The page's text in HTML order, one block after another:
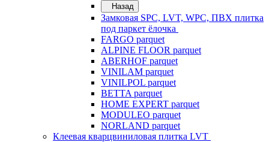
Назад
Замковая SPC, LVT, WPC, ПВХ плитка
под паркет ёлочка
FARGO parquet
ALPINE FLOOR parquet
ABERHOF parquet
VINILAM parquet
VINILPOL parquet
BETTA parquet
HOME EXPERT parquet
MODULEO parquet
NORLAND parquet
Клеевая кварцвиниловая плитка LVT